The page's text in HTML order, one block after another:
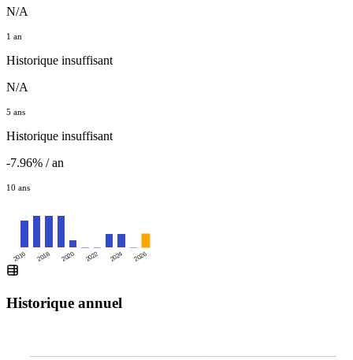
N/A
1 an
Historique insuffisant
N/A
5 ans
Historique insuffisant
-7.96% / an
10 ans
2016 2018 2020 2022 2024 2026
Historique annuel